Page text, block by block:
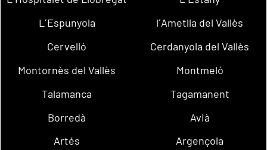
L´Espunyola
l´Ametlla del Vallès
Cervelló
Cerdanyola del Vallès
Montornès del Vallès
Montmeló
Talamanca
Tagamanent
Borredà
Avià
Artés
Argençola